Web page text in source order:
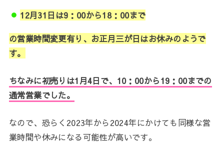
12月31日は9：00から18：00まで
の営業時間変更有り、お正月三が日はお休みのようで
す。
ちなみに初売りは1月4日で、10：00から19：00までの
通常営業でした。
なので、恐らく2023年から2024年にかけても同様な営
業時間や休みになる可能性が高いです。